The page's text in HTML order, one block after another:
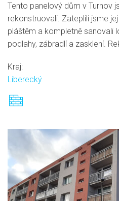
Tento panelový dům v Turnov
rekonstruovali. Zateplili jsme
pláštěm a kompletně sanovali
podlahy, zábradlí a zasklení.
Kraj:
Liberecký